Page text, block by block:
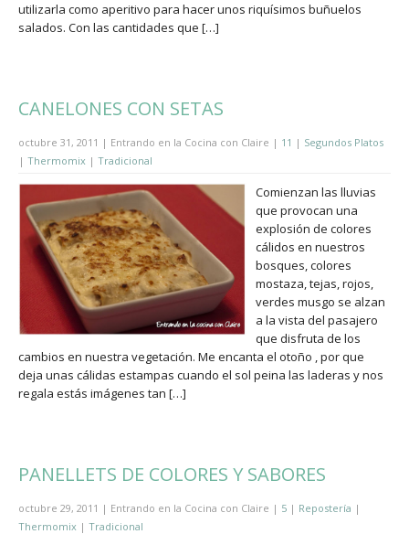
utilizarla como aperitivo para hacer unos riquísimos buñuelos
salados. Con las cantidades que […]
CANELONES CON SETAS
octubre 31, 2011 | Entrando en la Cocina con Claire | 11 | Segundos Platos
| Thermomix | Tradicional
Comienzan las lluvias
que provocan una
explosión de colores
cálidos en nuestros
bosques, colores
mostaza, tejas, rojos,
verdes musgo se alzan
a la vista del pasajero
que disfruta de los
cambios en nuestra vegetación. Me encanta el otoño , por que
deja unas cálidas estampas cuando el sol peina las laderas y nos
regala estás imágenes tan […]
PANELLETS DE COLORES Y SABORES
octubre 29, 2011 | Entrando en la Cocina con Claire | 5 | Repostería |
Thermomix | Tradicional